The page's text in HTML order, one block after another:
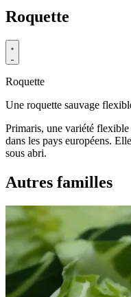
Roquette
Roquette
Une roquette sauvage
Primaris, une variété
dans les pays européens.
sous abri.
Autres familles